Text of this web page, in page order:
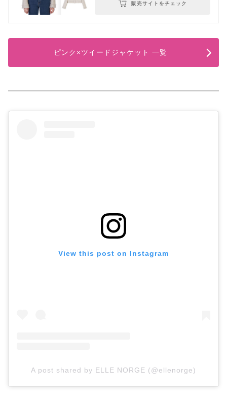
販売サイトをチェック
ピンク×ツイードジャケット 一覧
View this post on Instagram
A post shared by ELLE NORGE (@ellenorge)